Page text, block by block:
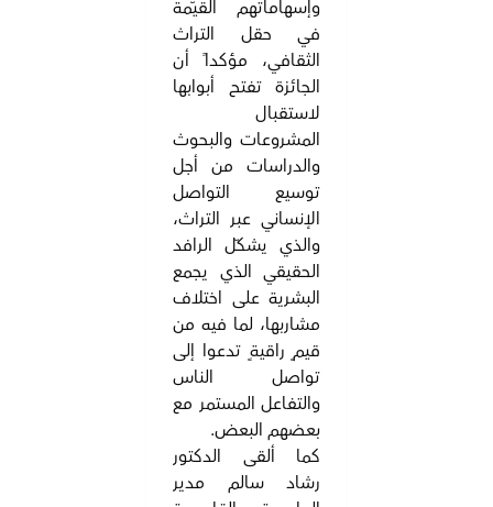
وإسهاماتهم القيّمة
في حقل التراث
الثقافي، مؤكداً أن
الجائزة تفتح أبوابها
لاستقبال
المشروعات والبحوث
والدراسات من أجل
توسيع التواصل
الإنساني عبر التراث،
والذي يشكّل الرافد
الحقيقي الذي يجمع
البشرية على اختلاف
مشاربها، لما فيه من
قيمٍ راقيةٍ تدعوا إلى
تواصل الناس
والتفاعل المستمر مع
بعضهم البعض.
كما ألقى الدكتور
رشاد سالم مدير